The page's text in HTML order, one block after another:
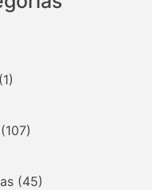
(1)
(107)
(45)